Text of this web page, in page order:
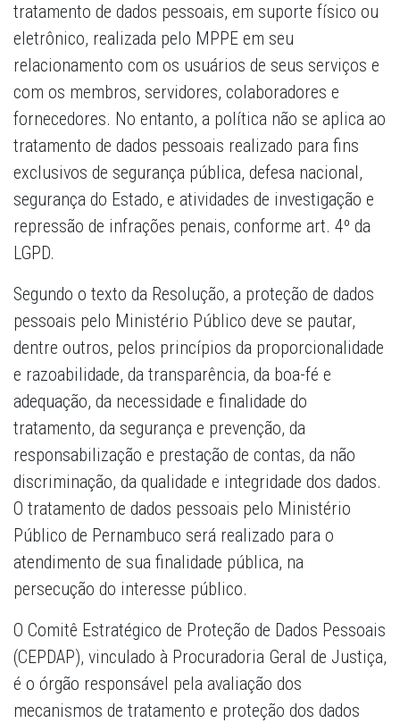
tratamento de dados pessoais, em suporte físico ou
eletrônico, realizada pelo MPPE em seu
relacionamento com os usuários de seus serviços e
com os membros, servidores, colaboradores e
fornecedores. No entanto, a política não se aplica ao
tratamento de dados pessoais realizado para fins
exclusivos de segurança pública, defesa nacional,
segurança do Estado, e atividades de investigação e
repressão de infrações penais, conforme art. 4º da
LGPD.
Segundo o texto da Resolução, a proteção de dados
pessoais pelo Ministério Público deve se pautar,
dentre outros, pelos princípios da proporcionalidade
e razoabilidade, da transparência, da boa-fé e
adequação, da necessidade e finalidade do
tratamento, da segurança e prevenção, da
responsabilização e prestação de contas, da não
discriminação, da qualidade e integridade dos dados.
O tratamento de dados pessoais pelo Ministério
Público de Pernambuco será realizado para o
atendimento de sua finalidade pública, na
persecução do interesse público.
O Comitê Estratégico de Proteção de Dados Pessoais
(CEPDAP), vinculado à Procuradoria Geral de Justiça,
é o órgão responsável pela avaliação dos
mecanismos de tratamento e proteção dos dados